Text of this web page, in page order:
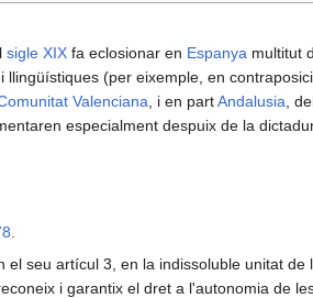
sigle XIX fa eclosionar en Espanya multitut
(per eixemple, en
Valenciana, i en partAndalusia,
especialment despuix de la
seu artícul 3, en la indissoluble unitat
i garantix el dret a l'autonomia de